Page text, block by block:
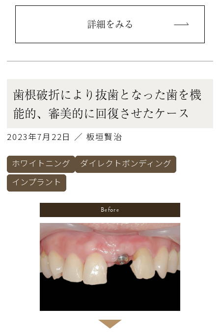
詳細をみる
歯根破折により抜歯となった歯を機
能的、審美的に回復させたケース
2023年7月22日 ／ 板垣賢治
ホワイトニング
ダイレクトボンディング
インプラント
Before